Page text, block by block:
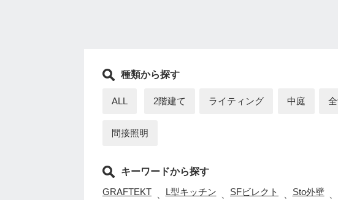
種類から探す
ALL 2階建て ライティング 中庭
間接照明
キーワードから探す
GRAFTEKT
、L型キッチン SFビレクト 、Sto外壁